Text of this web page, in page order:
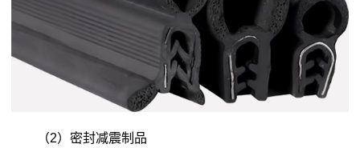
（2）密封减震制品